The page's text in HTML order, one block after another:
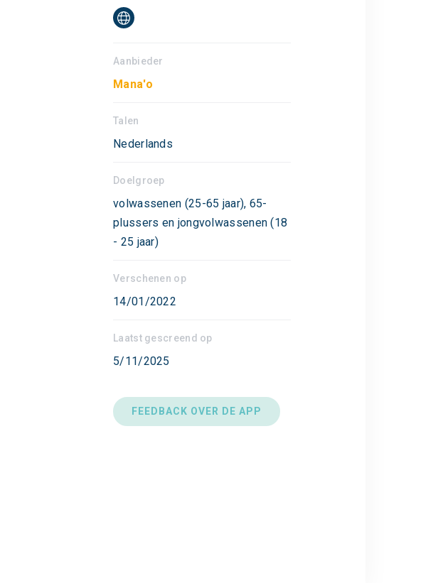
Aanbieder
Mana'o
Talen
Nederlands
Doelgroep
volwassenen (25-65 jaar), 65-
plussers en jongvolwassenen (18
- 25 jaar)
Verschenen op
14/01/2022
Laatst gescreend op
5/11/2025
FEEDBACK OVER DE APP